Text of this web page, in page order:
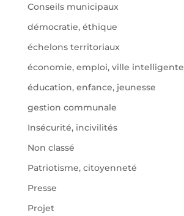
Conseils municipaux
démocratie, éthique
échelons territoriaux
économie, emploi, ville intelligente
éducation, enfance, jeunesse
gestion communale
Insécurité, incivilités
Non classé
Patriotisme, citoyenneté
Presse
Projet